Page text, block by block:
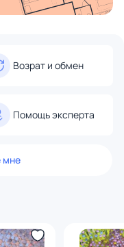
Возрат и обмен
Помощь эксперта
мне